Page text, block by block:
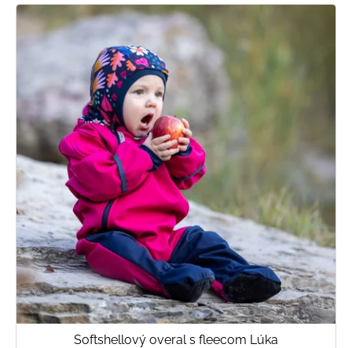
V
ý
p
s
p
r
o
d
u
k
t
o
v
Softshellový overal s fleecom Lúka